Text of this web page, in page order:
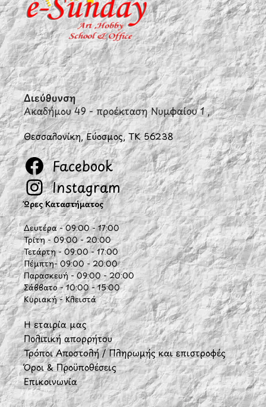
Διεύθυνση
Ακαδήμου 49 - προέκταση Νυμφαίου 1 ,
Θεσσαλονίκη, Εύοσμος, ΤΚ 56238
Facebook
Instagram
Ώρες Καταστήματος
Δευτέρα - 09:00 - 17:00
Τρίτη - 09:00 - 20:00
Τετάρτη - 09:00 - 17:00
Πέμπτη- 09:00 - 20:00
Παρασκευή - 09:00 - 20:00
Σάββατο - 10:00 - 15:00
Κυριακή - Κλειστά
Η εταιρία μας
Πολιτική απορρήτου
Τρόποι Αποστολή / Πληρωμής και επιστροφές
Όροι & Προϋποθέσεις
Επικοινωνία